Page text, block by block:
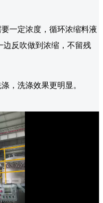
一定浓度，循环浓缩料液
边反吹做到浓缩，不留残
，洗涤效果更明显。